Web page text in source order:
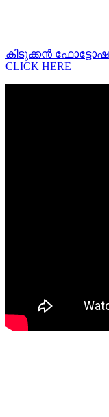
കിടുക്കന്‍
CLICK HERE